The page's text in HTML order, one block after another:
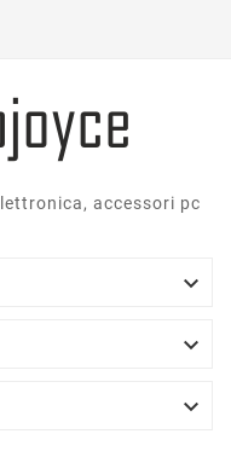
accessori pc


